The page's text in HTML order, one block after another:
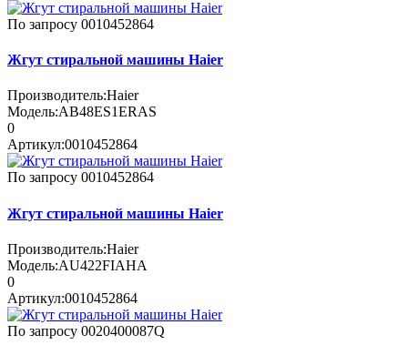
По запросу 0010452864
Жгут стиральной машины Haier
Производитель:Haier
Модель:AB48ES1ERAS
0
Артикул:0010452864
По запросу 0010452864
Жгут стиральной машины Haier
Производитель:Haier
Модель:AU422FIAHA
0
Артикул:0010452864
По запросу 0020400087Q